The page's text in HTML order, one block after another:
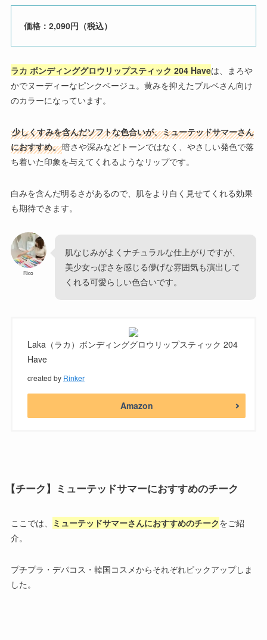
価格：2,090円（税込）
ラカ ボンディンググロウリップスティック 204 Haveは、まろや
かでヌーディーなピンクベージュ。黄みを抑えたブルベさん向け
のカラーになっています。
少しくすみを含んだソフトな色合いが、ミューテッドサマーさん
におすすめ。暗さや深みなどトーンではなく、やさしい発色で落
ち着いた印象を与えてくれるようなリップです。
白みを含んだ明るさがあるので、肌をより白く見せてくれる効果
も期待できます。
Rico
肌なじみがよくナチュラルな仕上がりですが、
美少女っぽさを感じる儚げな雰囲気も演出して
くれる可愛らしい色合いです。
Laka（ラカ）ボンディンググロウリップスティック 204
Have
created by Rinker
Amazon
【チーク】ミューテッドサマーにおすすめのチーク
ここでは、 ミューテッドサマーさんにおすすめのチークをご紹
介。
プチプラ・デパコス・韓国コスメからそれぞれピックアップしま
した。